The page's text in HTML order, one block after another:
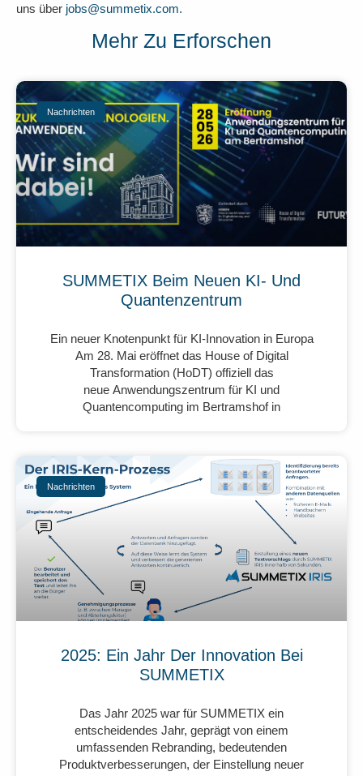
uns über jobs@summetix.com.
Mehr Zu Erforschen
Nachrichten
SUMMETIX Beim Neuen KI- Und
Quantenzentrum
Ein neuer Knotenpunkt für KI-Innovation in Europa
Am 28. Mai eröffnet das House of Digital
Transformation (HoDT) offiziell das
neue Anwendungszentrum für KI und
Quantencomputing im Bertramshof in
Nachrichten
2025: Ein Jahr Der Innovation Bei
SUMMETIX
Das Jahr 2025 war für SUMMETIX ein
entscheidendes Jahr, geprägt von einem
umfassenden Rebranding, bedeutenden
Produktverbesserungen, der Einstellung neuer